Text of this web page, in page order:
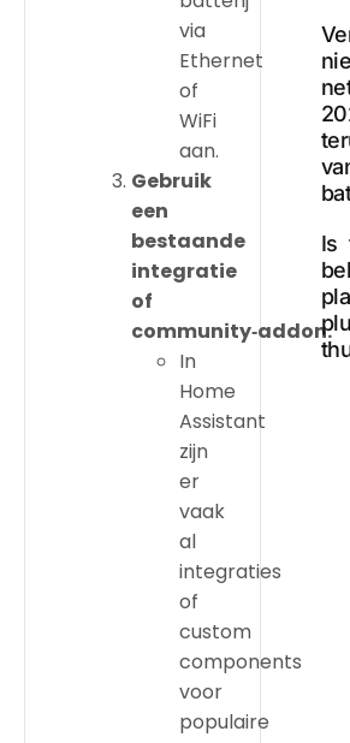
via
Ethernet
of
WiFi
aan.
Gebruik
een
bestaande
integratie
of
community‑addon.
In
Home
Assistant
zijn
er
vaak
al
integraties
of
custom
components
voor
populaire
Is